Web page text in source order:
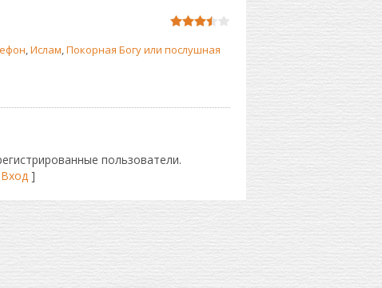
Ислам Покорная Богу или послушная
пользователи.
Вход]